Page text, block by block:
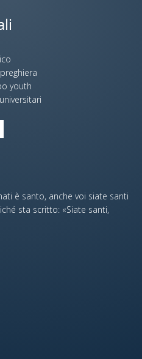
youth
è santo, anche voi siate santi
sta scritto: «Siate santi,